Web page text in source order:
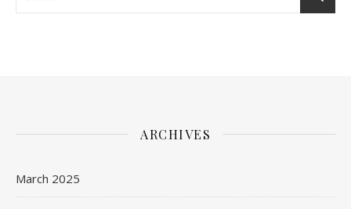
ARCHIVES
March 2025